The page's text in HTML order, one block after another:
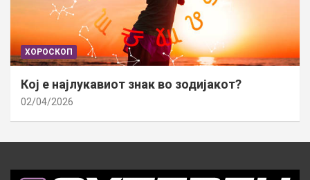
ХОРОСКОП
Кој е најлукавиот знак во зодијакот?
02/04/2026